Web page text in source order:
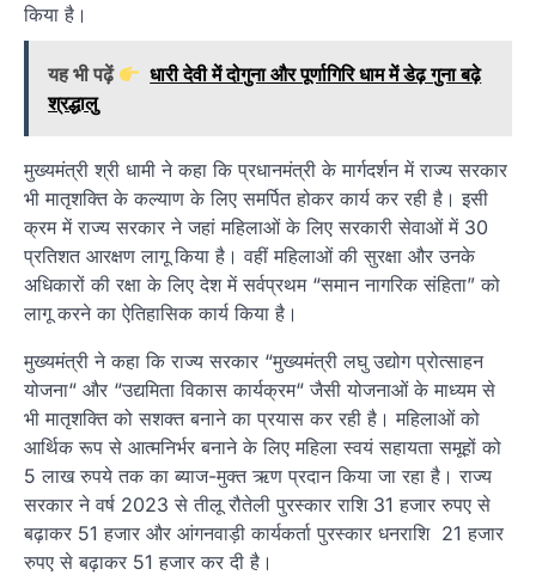
किया है।
यह भी पढ़ें
धारी देवी में दोगुना और पूर्णागिरि धाम में डेढ़ गुना बढ़े
श्रद्धालु
मुख्यमंत्री श्री धामी ने कहा कि प्रधानमंत्री के मार्गदर्शन में राज्य सरकार
भी मातृशक्ति के कल्याण के लिए समर्पित होकर कार्य कर रही है। इसी
क्रम में राज्य सरकार ने जहां महिलाओं के लिए सरकारी सेवाओं में 30
प्रतिशत आरक्षण लागू किया है। वहीं महिलाओं की सुरक्षा और उनके
अधिकारों की रक्षा के लिए देश में सर्वप्रथम “समान नागरिक संहिता” को
लागू करने का ऐतिहासिक कार्य किया है।
मुख्यमंत्री ने कहा कि राज्य सरकार “मुख्यमंत्री लघु उद्योग प्रोत्साहन
योजना“ और “उद्यमिता विकास कार्यक्रम“ जैसी योजनाओं के माध्यम से
भी मातृशक्ति को सशक्त बनाने का प्रयास कर रही है। महिलाओं को
आर्थिक रूप से आत्मनिर्भर बनाने के लिए महिला स्वयं सहायता समूहों को
5 लाख रुपये तक का ब्याज-मुक्त ऋण प्रदान किया जा रहा है। राज्य
सरकार ने वर्ष 2023 से तीलू रौतेली पुरस्कार राशि 31 हजार रुपए से
बढ़ाकर 51 हजार और आंगनवाड़ी कार्यकर्ता पुरस्कार धनराशि 21 हजार
रुपए से बढ़ाकर 51 हजार कर दी है।